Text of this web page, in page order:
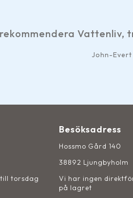
bemötande och snabb
torsdag
Besöksadress
Hossmo Gård 140
38892 Ljungbyholm
Vi har ingen
på lagret